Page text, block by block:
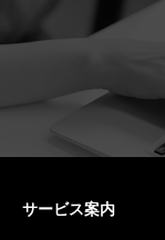
サービス案内